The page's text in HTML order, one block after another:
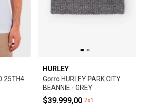
25TH4
HURLEY
Gorro HURLEY PARK CITY
BEANNIE - GREY
$39.999,00 2x1